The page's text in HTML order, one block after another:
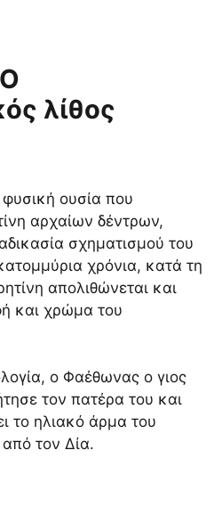
λίθος
φυσική ουσία που
αρχαίων δέντρων,
σχηματισμού του
χρόνια, κατά τη
απολιθώνεται και
και χρώμα του
ο Φαέθωνας ο γιος
τον πατέρα του και
το ηλιακό άρμα του
τον Δία.